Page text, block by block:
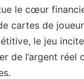
le cœur
cartes de
le jeu
de l’argent réel